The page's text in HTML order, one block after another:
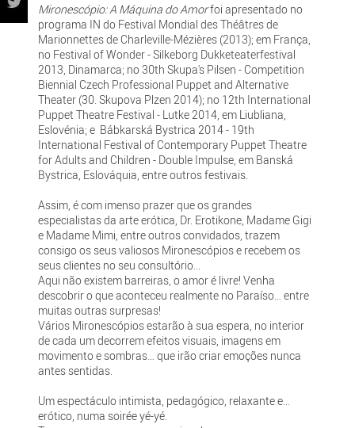
Mironescópio: A Máquina do Amorfoi apresentado no
programa IN do Festival Mondial des Théâtres de
Marionnettes de Charleville-Mézières (2013); em França,
no Festival of Wonder - Silkeborg Dukketeaterfestival
2013, Dinamarca; no 30th Skupa's Pilsen - Competition
Biennial Czech Professional Puppet and Alternative
Theater (30. Skupova Plzen 2014); no 12th International
Puppet Theatre Festival - Lutke 2014, em Liubliana,
Eslovénia; e Bábkarská Bystrica 2014 - 19th
International Festival of Contemporary Puppet Theatre
for Adults and Children - Double Impulse, em Banská
Bystrica, Eslováquia, entre outros festivais.
Assim, é com imenso prazer que os grandes
especialistas da arte erótica, Dr. Erotikone, Madame Gigi
e Madame Mimi, entre outros convidados, trazem
consigo os seus valiosos Mironescópios e recebem os
seus clientes no seu consultório...
Aqui não existem barreiras, o amor é livre! Venha
descobrir o que aconteceu realmente no Paraíso… entre
muitas outras surpresas!
Vários Mironescópios estarão à sua espera, no interior
de cada um decorrem efeitos visuais, imagens em
movimento e sombras… que irão criar emoções nunca
antes sentidas.
Um espectáculo intimista, pedagógico, relaxante e…
erótico, numa soirée yé-yé.